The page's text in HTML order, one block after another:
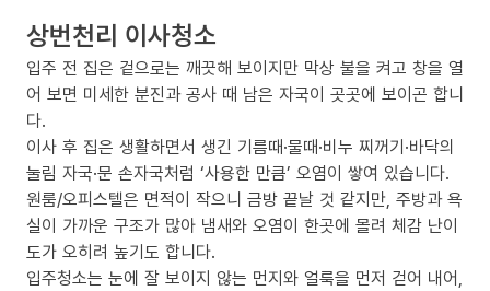
상번천리 이사청소
입주 전 집은 겉으로는 깨끗해 보이지만 막상 불을 켜고 창을 열
어 보면 미세한 분진과 공사 때 남은 자국이 곳곳에 보이곤 합니
다.
이사 후 집은 생활하면서 생긴 기름때·물때·비누 찌꺼기·바닥의
눌림 자국·문 손자국처럼 ‘사용한 만큼’ 오염이 쌓여 있습니다.
원룸/오피스텔은 면적이 작으니 금방 끝날 것 같지만, 주방과 욕
실이 가까운 구조가 많아 냄새와 오염이 한곳에 몰려 체감 난이
도가 오히려 높기도 합니다.
입주청소는 눈에 잘 보이지 않는 먼지와 얼룩을 먼저 걷어 내어,